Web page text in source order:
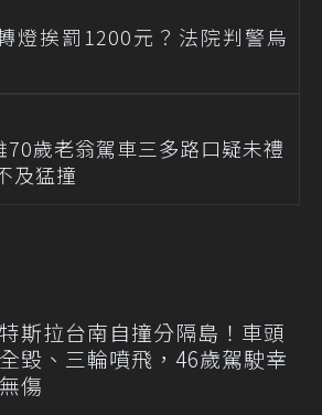
燈挨罰1200元？法院判警烏
70歲老翁駕車三多路口疑未禮
及猛撞
特斯拉台南自撞分隔島！車頭
全毀、三輪噴飛，46歲駕駛幸
無傷